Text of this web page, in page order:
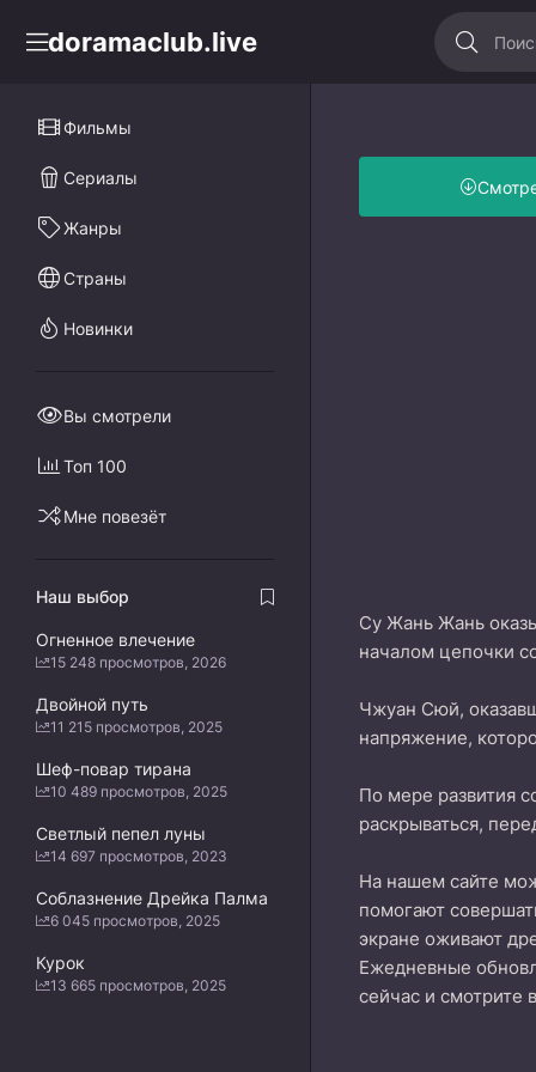
doramaclub.live
Су Жань Жань
началом цепочки
Чжуан Сюй,
напряжение,
По мере развития
раскрываться,
На нашем сайте
помогают
экране оживают
Ежедневные
сейчас и смотрите
Фильмы
Сериалы
Жанры
Страны
Новинки
Вы смотрели
Топ 100
Мне повезёт
Наш выбор
Огненное влечение
15 248 просмотров, 2026
Двойной путь
11 215 просмотров, 2025
Шеф-повар тирана
10 489 просмотров, 2025
Светлый пепел луны
14 697 просмотров, 2023
Соблазнение Дрейка Палма
6 045 просмотров, 2025
Курок
13 665 просмотров, 2025